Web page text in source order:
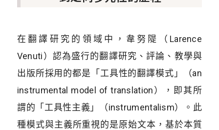
在翻譯研究的領域中，韋努隄（Larence
Venuti）認為盛行的翻譯研究、評論、教學與
出版所採用的都是「工具性的翻譯模式」（an
instrumental model of translation），即其所
謂的「工具性主義」（instrumentalism）。此
種模式與主義所重視的是原始文本，基於本質